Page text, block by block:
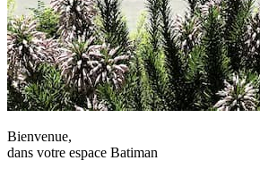
Bienvenue,
dans votre espace Batiman